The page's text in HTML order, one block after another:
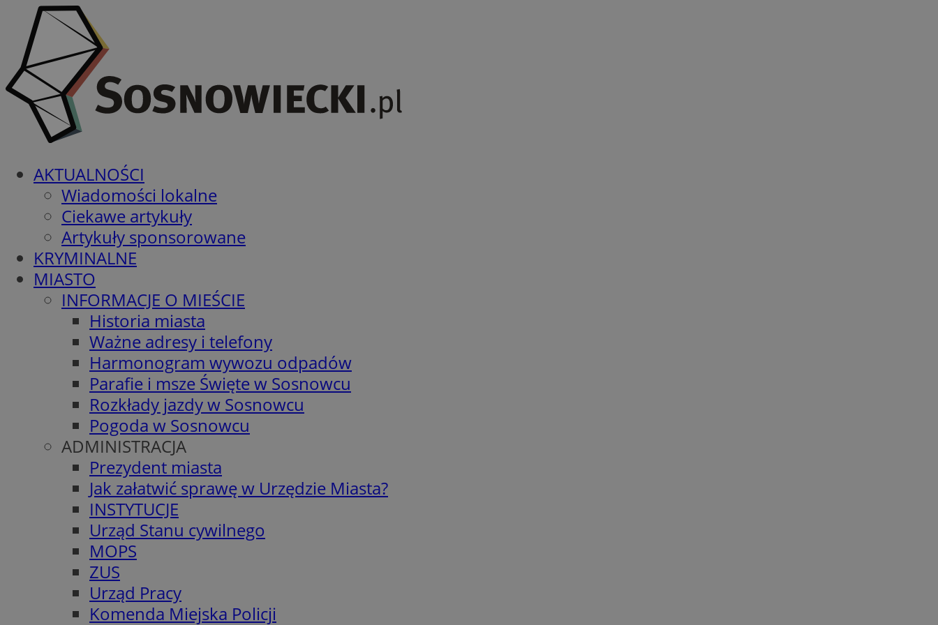
AKTUALNOŚCI
Wiadomości lokalne
Ciekawe artykuły
Artykuły sponsorowane
KRYMINALNE
MIASTO
INFORMACJE O MIEŚCIE
Historia miasta
Ważne adresy i telefony
Harmonogram wywozu odpadów
Parafie i msze Święte w Sosnowcu
Rozkłady jazdy w Sosnowcu
Pogoda w Sosnowcu
ADMINISTRACJA
Prezydent miasta
Jak załatwić sprawę w Urzędzie Miasta?
INSTYTUCJE
Urząd Stanu cywilnego
MOPS
ZUS
Urząd Pracy
Komenda Miejska Policji